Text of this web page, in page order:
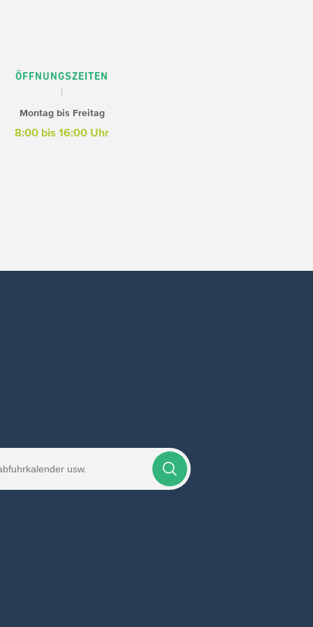
ÖFFNUNGSZEITEN
Montag bis Freitag
8:00 bis 16:00 Uhr